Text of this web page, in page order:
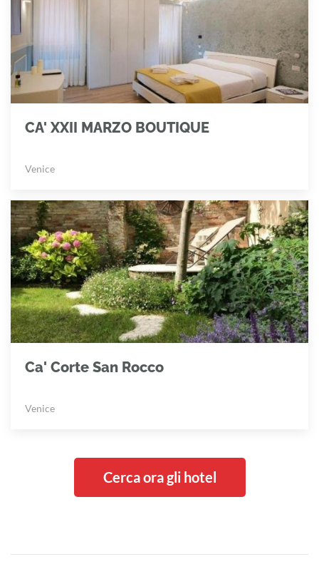
CA' XXII MARZO BOUTIQUE
Venice
Ca' Corte San Rocco
Venice
Cerca ora gli hotel